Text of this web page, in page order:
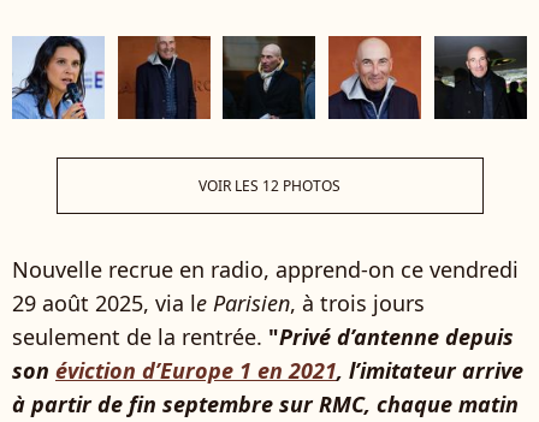
VOIR LES 12 PHOTOS
Nouvelle recrue en radio, apprend-on ce vendredi
29 août 2025, via le Parisien, à trois jours
seulement de la rentrée. "Privé d’antenne depuis
son éviction d’Europe 1 en 2021, l’imitateur arrive
à partir de fin septembre sur RMC, chaque matin